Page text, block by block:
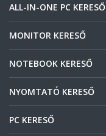
ALL-IN-ONE PC KERESŐ
MONITOR KERESŐ
NOTEBOOK KERESŐ
NYOMTATÓ KERESŐ
PC KERESŐ